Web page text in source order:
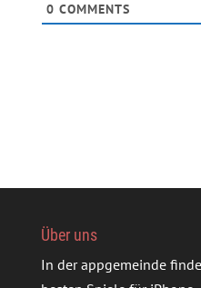
0 COMMENTS
Über uns
In der appgemeinde